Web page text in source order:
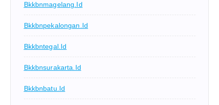
Bkkbnmagelang.id
Bkkbnpekalongan.id
Bkkbntegal.id
Bkkbnsurakarta.id
Bkkbnbatu.id